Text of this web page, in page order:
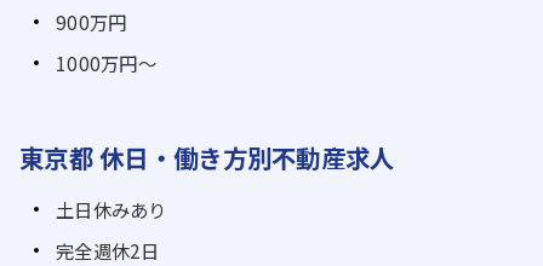
900万円
1000万円～
東京都 休日・働き方別不動産求人
土日休みあり
完全週休2日